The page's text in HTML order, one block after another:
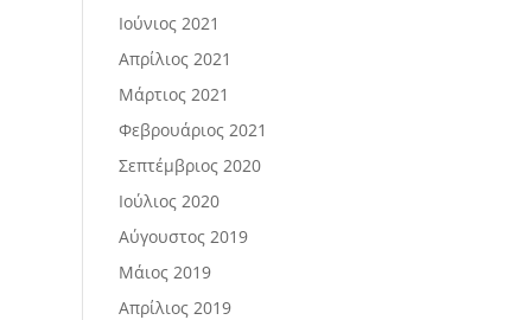
Ιούνιος 2021
Απρίλιος 2021
Μάρτιος 2021
Φεβρουάριος 2021
Σεπτέμβριος 2020
Ιούλιος 2020
Αύγουστος 2019
Μάιος 2019
Απρίλιος 2019